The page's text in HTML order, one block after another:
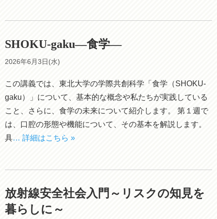
SHOKU-gaku―食学―
2026年6月3日(水)
この講義では、東北大学の学際共創科学「食学（SHOKU-
gaku）」について、基本的な概念や私たちが実践している
こと、さらに、食学の未来について紹介します。 第１週で
は、口腔の形態や機能について、その基本を解説します。
具… 詳細はこちら »
放射線安全社会入門～リスクの知見を
暮らしに～